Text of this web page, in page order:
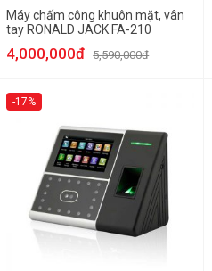
Máy chấm công khuôn mặt, vân
tay RONALD JACK FA-210
4,000,000đ 5,590,000đ
-17%